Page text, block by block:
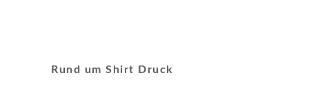
Rund um Shirt Druck